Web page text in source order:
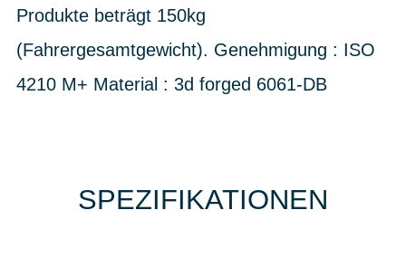
Produkte beträgt 150kg
(Fahrergesamtgewicht). Genehmigung : ISO
4210 M+ Material : 3d forged 6061-DB
SPEZIFIKATIONEN